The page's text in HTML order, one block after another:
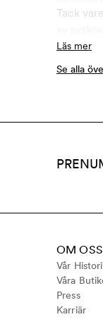
Tack
Läs mer
Se alla
OM OSS
Vår
Våra
Press
Karriär